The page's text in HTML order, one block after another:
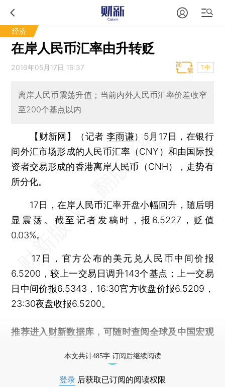
经济
在岸人民币汇率由升转贬
2016年05月17日 16:37 T中
离岸人民币震荡升值；当前内外人民币汇率价差收窄
至200个基点以内
【财新网】（记者李雨谦） 5月17日，在银行
间外汇市场形成的人民币汇率（CNY）和由国际投
资者交易形成的香港离岸人民币（CNH），走势有
所分化。
17日，在岸人民币汇率开盘小幅回升，随后明
显震荡。截至记者发稿时，报6.5227，贬值
0.03%。
17日，官方公布的美元兑人民币中间价报
6.5200，较上一交易日调升143个基点；上一交易
日中间价报6.5343，16:30官方收盘价报6.5209，
23:30夜盘收报6.5200。
推荐进入 财新数据库 ，可随时查阅全球及中国宏观
本文共计485字 订阅后继续阅读
登录 后获取已订阅的阅读权限